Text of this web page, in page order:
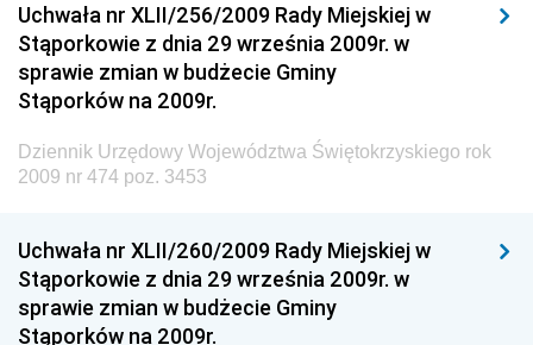
Dziennik Urzędowy Komendy Głównej Policji
Dziennik Urzędowy Ministra Pracy i Polityki
Społecznej
Dziennik Urzędowy Ministra Transportu, Budownictwa
i Gospodarki Morskiej
Dziennik Urzędowy Ministra Spraw Zagranicznych
Dziennik Urzędowy Centralnego Biura
Antykorupcyjnego
Uchwała nr XLII/256/2009 Rady Miejskiej w
Stąporkowie z dnia 29 września 2009r. w
sprawie zmian w budżecie Gminy
Stąporków na 2009r.
Dziennik Urzędowy Województwa Świętokrzyskiego rok
2009 nr 474 poz. 3453
Uchwała nr XLII/260/2009 Rady Miejskiej w
Stąporkowie z dnia 29 września 2009r. w
sprawie zmian w budżecie Gminy
Stąporków na 2009r.